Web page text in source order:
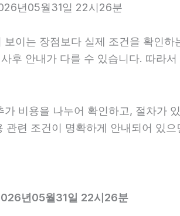
년05월31일 22시26분
보이는 장점보다 실제 조건을 확인
후 안내가 다를 수 있습니다. 따라
비용을 나누어 확인하고, 절차가
련 조건이 명확하게 안내되어 있
년05월31일 22시26분